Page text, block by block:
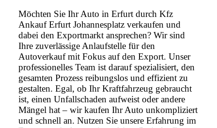
Möchten Sie Ihr Auto in Erfurt durch Kfz
Ankauf Erfurt Johannesplatz verkaufen und
dabei den Exportmarkt ansprechen? Wir sind
Ihre zuverlässige Anlaufstelle für den
Autoverkauf mit Fokus auf den Export. Unser
professionelles Team ist darauf spezialisiert, den
gesamten Prozess reibungslos und effizient zu
gestalten. Egal, ob Ihr Kraftfahrzeug gebraucht
ist, einen Unfallschaden aufweist oder andere
Mängel hat – wir kaufen Ihr Auto unkompliziert
und schnell an. Nutzen Sie unsere Erfahrung im